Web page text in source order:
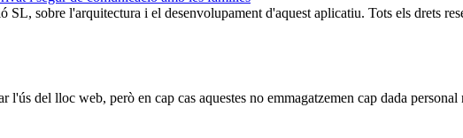
sobre l'arquitectura i el desenvolupament d'aquest aplicatiu. Tots els drets
l'ús del lloc web, però en cap cas aquestes no emmagatzemen cap dada